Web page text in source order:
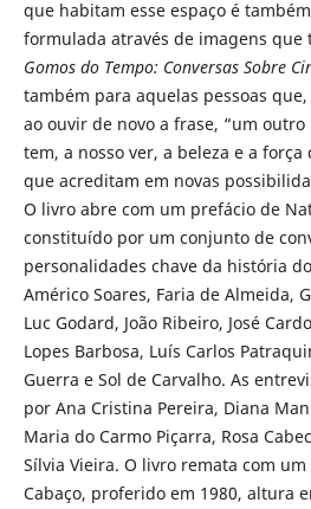
que habitam esse espaço é
formulada através de imagens
Gomos do Tempo: Conversas Sobre
também para aquelas pessoas
ao ouvir de novo a frase, “um
tem, a nosso ver, a beleza e a
que acreditam em novas
O livro abre com um prefácio de
constituído por um conjunto de
personalidades chave da história
Américo Soares, Faria de Almeida,
Luc Godard, João Ribeiro, José
Lopes Barbosa, Luís Carlos
Guerra e Sol de Carvalho. As
por Ana Cristina Pereira, Diana
Maria do Carmo Piçarra, Rosa
Sílvia Vieira. O livro remata com um
Cabaço, proferido em 1980, altura